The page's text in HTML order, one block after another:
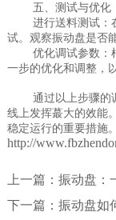
五、测试与优化
进行送料测试：
试。观察振动盘是否
优化调试参数：
一步的优化和调整，
通过以上步骤的
线上发挥蕞大的效能
稳定运行的
http://
上一篇： 振动盘：
下一篇： 振动盘如